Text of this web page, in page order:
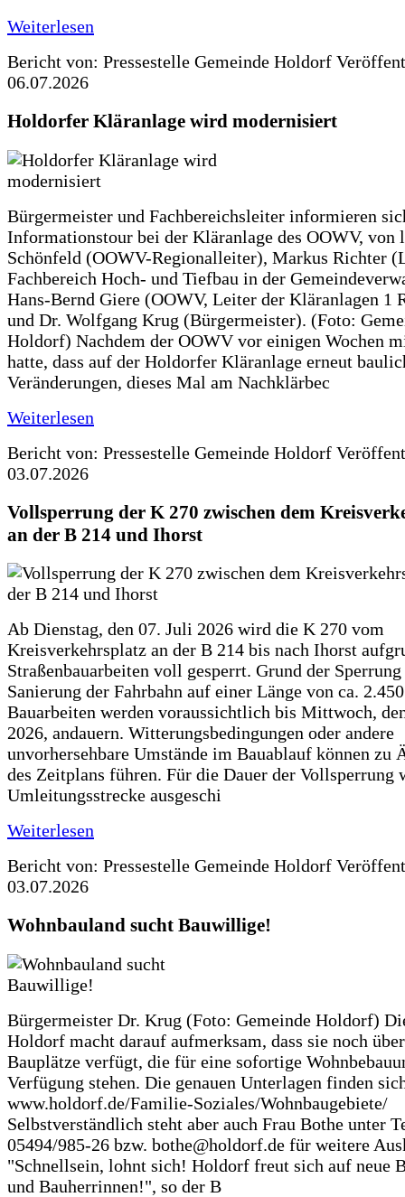
Weiterlesen
Bericht von: Pressestelle Gemeinde Holdorf
06.07.2026
Holdorfer Kläranlage wird modernisiert
Bürgermeister und Fachbereichsleiter informieren
Informationstour bei der Kläranlage des OOWV, von
Schönfeld (OOWV-Regionalleiter), Markus Richter
Fachbereich Hoch- und Tiefbau in der
Hans-Bernd Giere (OOWV, Leiter der Kläranlagen 1
und Dr. Wolfgang Krug (Bürgermeister). (Foto:
Holdorf) Nachdem der OOWV vor einigen Wochen
hatte, dass auf der Holdorfer Kläranlage erneut
Veränderungen, dieses Mal am Nachklärbec
Weiterlesen
Bericht von: Pressestelle Gemeinde Holdorf
03.07.2026
Vollsperrung der K 270 zwischen dem
an der B 214 und Ihorst
Ab Dienstag, den 07. Juli 2026 wird die K 270 vom
Kreisverkehrsplatz an der B 214 bis nach Ihorst
Straßenbauarbeiten voll gesperrt. Grund der
Sanierung der Fahrbahn auf einer Länge von ca.
Bauarbeiten werden voraussichtlich bis Mittwoch,
2026, andauern. Witterungsbedingungen oder andere
unvorhersehbare Umstände im Bauablauf können zu
des Zeitplans führen. Für die Dauer der Vollsperrung
Umleitungsstrecke ausgeschi
Weiterlesen
Bericht von: Pressestelle Gemeinde Holdorf
03.07.2026
Wohnbauland sucht Bauwillige!
Bürgermeister Dr. Krug (Foto: Gemeinde Holdorf)
Holdorf macht darauf aufmerksam, dass sie noch
Bauplätze verfügt, die für eine sofortige
Verfügung stehen. Die genauen Unterlagen finden
www.holdorf.de/Familie-Soziales/Wohnbaugebiete/
Selbstverständlich steht aber auch Frau Bothe unter
05494/985-26 bzw. bothe@holdorf.de für weitere
"Schnellsein, lohnt sich! Holdorf freut sich auf neue
und Bauherrinnen!", so der B